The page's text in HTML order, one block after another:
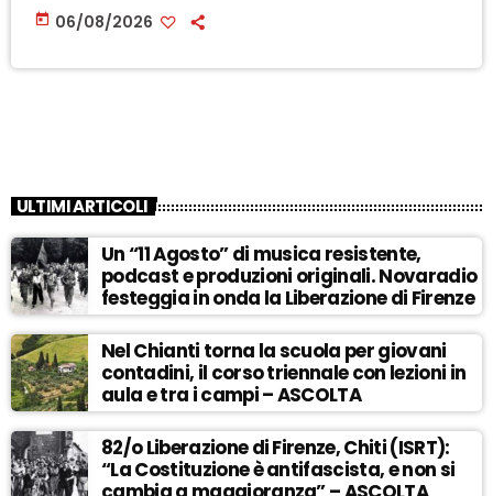
today 06/08/2026
ULTIMI ARTICOLI
Un “11 Agosto” di musica resistente,
podcast e produzioni originali. Novaradio
festeggia in onda la Liberazione di Firenze
Nel Chianti torna la scuola per giovani
contadini, il corso triennale con lezioni in
aula e tra i campi – ASCOLTA
82/o Liberazione di Firenze, Chiti (ISRT):
“La Costituzione è antifascista, e non si